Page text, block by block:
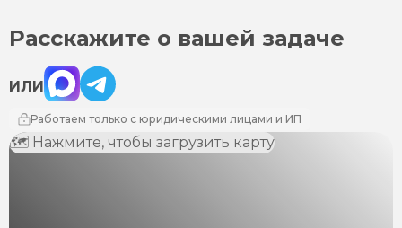
Расскажите о вашей задаче
ИЛИ
Max Telegram
Работаем только с юридическими лицами и ИП
🗺 Нажмите, чтобы загрузить карту